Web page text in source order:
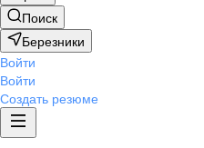
Поиск
Березники
Войти
Войти
Создать резюме